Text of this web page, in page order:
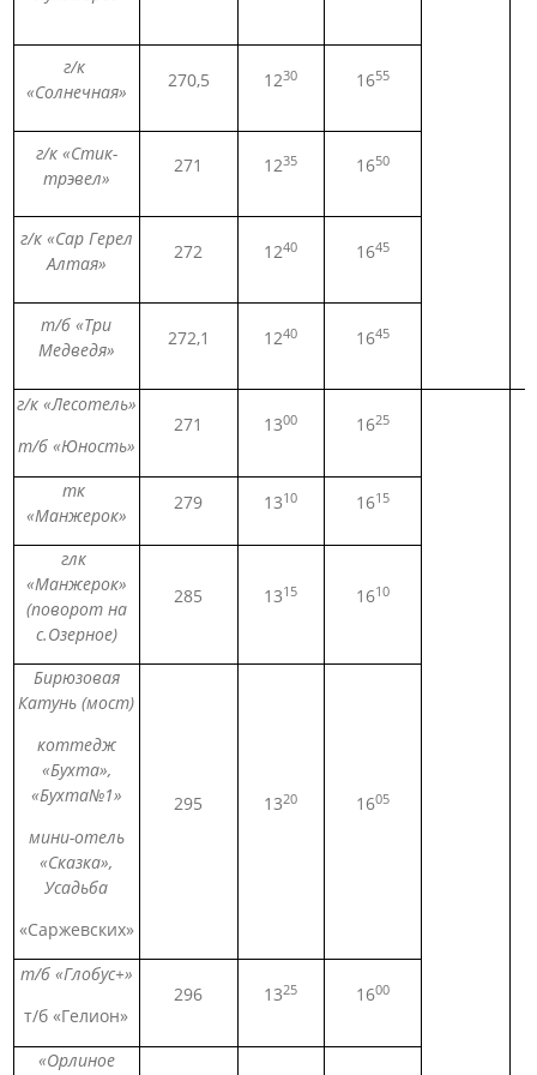
г/к
«Солнечная»
270,5 1230 1655
г/к «Стик-
трэвел»
271 1235 1650
г/к «Сар Герел
Алтая»
272 1240 1645
т/б «Три
Медведя»
272,1 1240 1645
г/к «Лесотель»
т/б «Юность»
271 1300 1625
тк
«Манжерок»
279 1310 1615
глк
«Манжерок»
(поворот на
с.Озерное)
285 1315 1610
Бирюзовая
Катунь (мост)
коттедж
«Бухта»,
«Бухта№1»
мини-отель
«Сказка»,
Усадьба
«Саржевских»
295 1320 1605
т/б «Глобус+»
т/б «Гелион»
296 1325 1600
«Орлиное